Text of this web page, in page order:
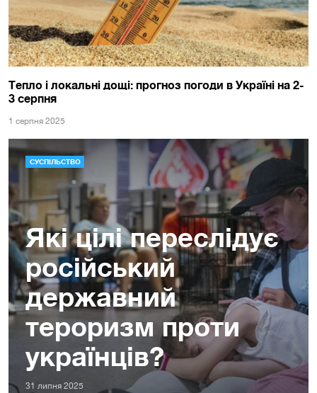
Тепло і локальні дощі: прогноз погоди в Україні на 2-
3 серпня
1 серпня 2025
СУСПІЛЬСТВО
Які цілі переслідує
російський
державний
тероризм проти
українців?
31 липня 2025